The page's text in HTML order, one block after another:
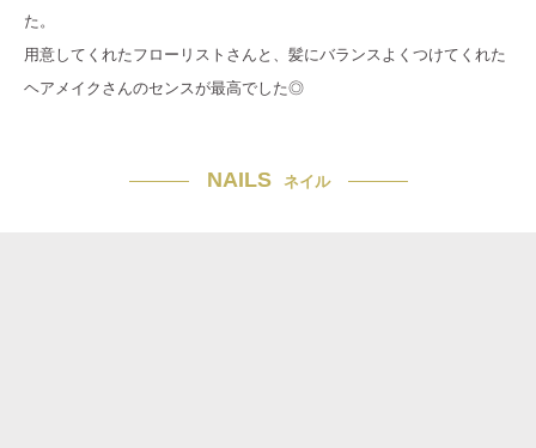
た。
用意してくれたフローリストさんと、髪にバランスよくつけてくれた
ヘアメイクさんのセンスが最高でした◎
NAILS ネイル